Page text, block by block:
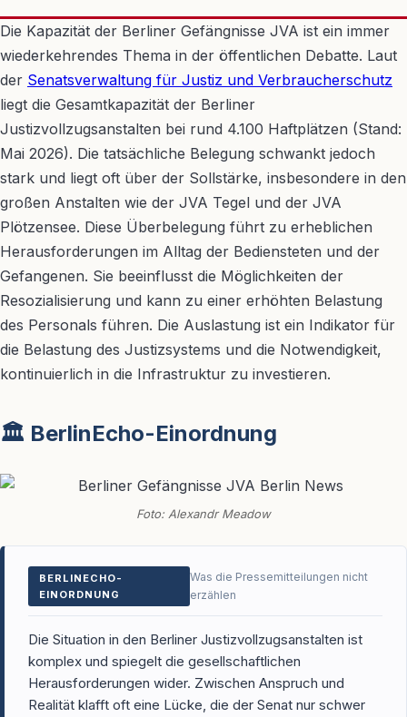
Die Kapazität der Berliner Gefängnisse JVA ist ein immer
wiederkehrendes Thema in der öffentlichen Debatte. Laut
der Senatsverwaltung für Justiz und Verbraucherschutz
liegt die Gesamtkapazität der Berliner
Justizvollzugsanstalten bei rund 4.100 Haftplätzen (Stand:
Mai 2026). Die tatsächliche Belegung schwankt jedoch
stark und liegt oft über der Sollstärke, insbesondere in den
großen Anstalten wie der JVA Tegel und der JVA
Plötzensee. Diese Überbelegung führt zu erheblichen
Herausforderungen im Alltag der Bediensteten und der
Gefangenen. Sie beeinflusst die Möglichkeiten der
Resozialisierung und kann zu einer erhöhten Belastung
des Personals führen. Die Auslastung ist ein Indikator für
die Belastung des Justizsystems und die Notwendigkeit,
kontinuierlich in die Infrastruktur zu investieren.
🏛️ BerlinEcho-Einordnung
Foto: Alexandr Meadow
BERLINECHO-
EINORDNUNG
Was die Pressemitteilungen nicht
erzählen
Die Situation in den Berliner Justizvollzugsanstalten ist
komplex und spiegelt die gesellschaftlichen
Herausforderungen wider. Zwischen Anspruch und
Realität klafft oft eine Lücke, die der Senat nur schwer